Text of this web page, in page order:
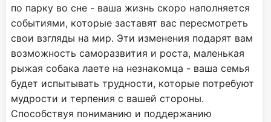
по парку во сне - ваша жизнь скоро наполняется
событиями, которые заставят вас пересмотреть
свои взгляды на мир. Эти изменения подарят вам
возможность саморазвития и роста, маленькая
рыжая собака лаете на незнакомца - ваша семья
будет испытывать трудности, которые потребуют
мудрости и терпения с вашей стороны.
Способствуя пониманию и поддержанию